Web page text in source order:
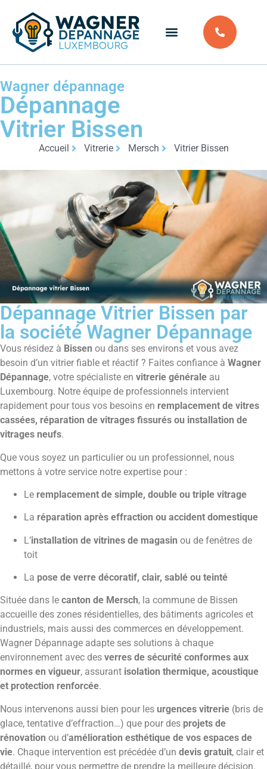
Wagner dépannage
Dépannage
Vitrier Bissen
Accueil Vitrerie Mersch Vitrier Bissen
Dépannage Vitrier Bissen par
la société Wagner Dépannage
Vous résidez à Bissen ou dans ses environs et vous avez
besoin d’un vitrier fiable et réactif ? Faites confiance à Wagner
Dépannage, votre spécialiste en vitrerie générale au
Luxembourg. Notre équipe de professionnels intervient
rapidement pour tous vos besoins en remplacement de vitres
cassées, réparation de vitrages fissurés ou installation de
vitrages neufs.
Que vous soyez un particulier ou un professionnel, nous
mettons à votre service notre expertise pour :
Le remplacement de simple, double ou triple vitrage
La réparation après effraction ou accident domestique
L’installation de vitrines de magasin ou de fenêtres de
toit
La pose de verre décoratif, clair, sablé ou teinté
Située dans le canton de Mersch, la commune de Bissen
accueille des zones résidentielles, des bâtiments agricoles et
industriels, mais aussi des commerces en développement.
Wagner Dépannage adapte ses solutions à chaque
environnement avec des verres de sécurité conformes aux
normes en vigueur, assurant isolation thermique, acoustique
et protection renforcée.
Nous intervenons aussi bien pour les urgences vitrerie (bris de
glace, tentative d’effraction…) que pour des projets de
rénovation ou d’amélioration esthétique de vos espaces de
vie. Chaque intervention est précédée d’un devis gratuit, clair et
détaillé, pour vous permettre de prendre la meilleure décision.